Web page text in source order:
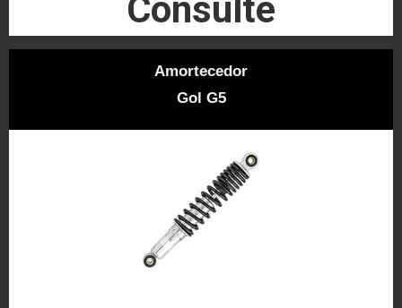
Consulte
Amortecedor
Gol G5